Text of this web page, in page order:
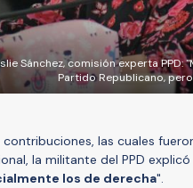
Sánchez, comisión experta
Partido Republicano,
las cuales
la militante del PPD explicó
los de derecha".